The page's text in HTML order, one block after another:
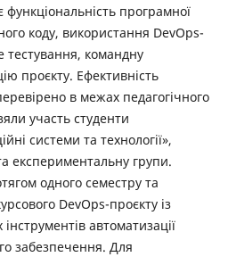
програмної
коду, використання DevOps-
тестування, командну
проєкту. Ефективність
в межах педагогічного
участь студенти
системи та технології»,
експериментальну групи.
одного семестру та
DevOps-проєкту із
автоматизації
забезпечення. Для